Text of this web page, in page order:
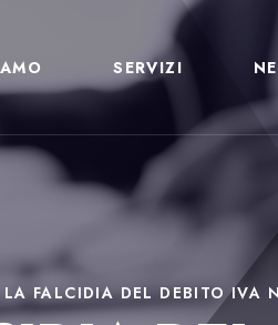
SERVIZI
LA FALCIDIA DEL DEBITO IVA